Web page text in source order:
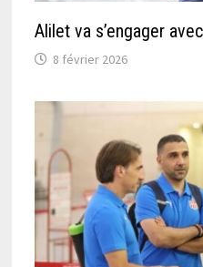
Alilet va s’engager
8 février 2026